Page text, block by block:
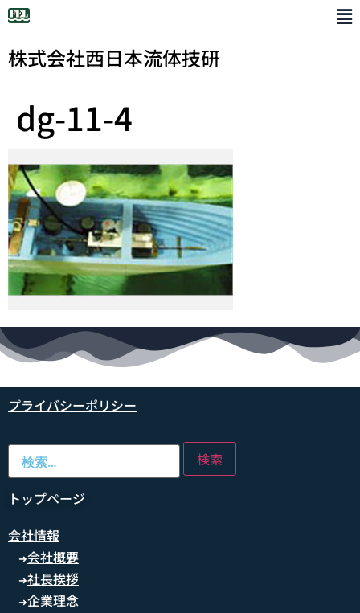
株式会社西日本流体技研
dg-11-4
プライバシーポリシー
トップページ
会社情報
➜会社概要
➜社長挨拶
➜企業理念